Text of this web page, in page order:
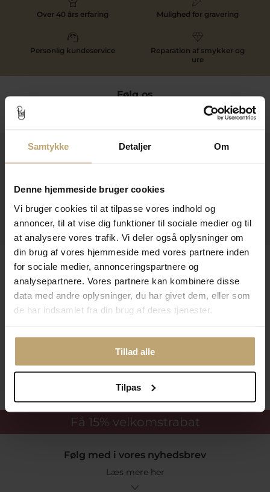
Samtykke Detaljer Om
Denne hjemmeside bruger cookies
Vi bruger cookies til at tilpasse vores indhold og
annoncer, til at vise dig funktioner til sociale medier og til
at analysere vores trafik. Vi deler også oplysninger om
din brug af vores hjemmeside med vores partnere inden
for sociale medier, annonceringspartnere og
analysepartnere. Vores partnere kan kombinere disse
data med andre oplysninger, du har givet dem, eller som
de har indsamlet fra din brug af deres tjenester.
Tillad alle
Tilpas
Over 40 års erfaring Mulighed for gravering
Personlig kundeservice
Reparation af smykker og
ure
Følg os
Kontakt
Praktiske Sider
Leveringsmuligheder
Betalingsmuligheder
Sikker Og Tryg E-Handel
Få 15% velkomstrabat
Følg med i vores nyhedsbrev
Læs mere her